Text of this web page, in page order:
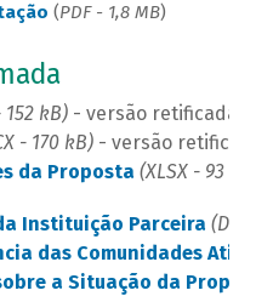
(PDF - 1,8 MB)
152 kB)- versão retificada
- 170 kB) - versão
da Proposta (XLSX - 93
Instituição Parceira
das Comunidades
a Situação da